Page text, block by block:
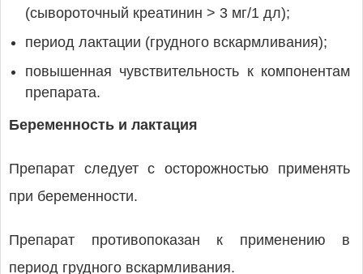
(сывороточный креатинин > 3 мг/1 дл);
период лактации (грудного вскармливания);
повышенная чувствительность к компонентам
препарата.
Беременность и лактация
Препарат следует с осторожностью применять
при беременности.
Препарат противопоказан к применению в
период грудного вскармливания.